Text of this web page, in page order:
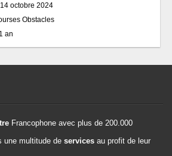
octobre 2024
Obstacles
1 an
Francophone avec plus de 200.000
une multitude de services au profit de leur